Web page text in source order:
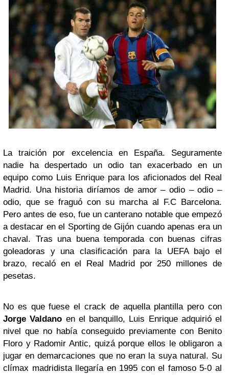
La traición por excelencia en España. Seguramente
nadie ha despertado un odio tan exacerbado en un
equipo como Luis Enrique para los aficionados del Real
Madrid. Una historia diríamos de amor – odio – odio –
odio, que se fraguó con su marcha al F.C Barcelona.
Pero antes de eso, fue un canterano notable que empezó
a destacar en el Sporting de Gijón cuando apenas era un
chaval. Tras una buena temporada con buenas cifras
goleadoras y una clasificación para la UEFA bajo el
brazo, recaló en el Real Madrid por 250 millones de
pesetas.
No es que fuese el crack de aquella plantilla pero con
Jorge Valdano en el banquillo, Luis Enrique adquirió el
nivel que no había conseguido previamente con Benito
Floro y Radomir Antic, quizá porque ellos le obligaron a
jugar en demarcaciones que no eran la suya natural. Su
clímax madridista llegaría en 1995 con el famoso 5-0 al